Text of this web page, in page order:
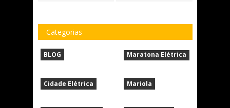
Categorias
BLOG
Cidade Elétrica
Maratona Elétrica
Mariola